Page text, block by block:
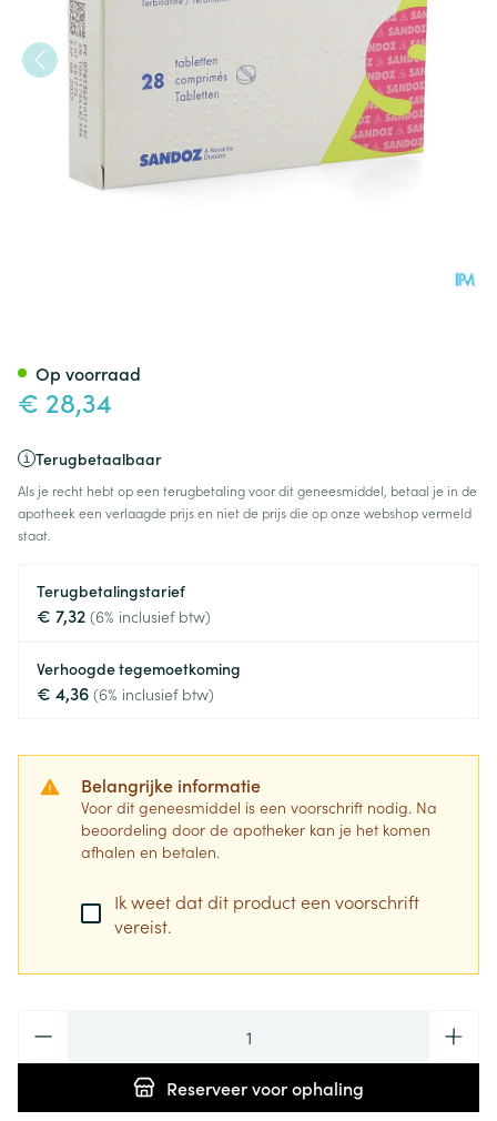
€ 28,34
Terugbetaalbaar
Als je recht hebt op een terugbetaling voor dit geneesmiddel, betaal je in de
apotheek een verlaagde prijs en niet de prijs die op onze webshop vermeld
staat.
Terugbetalingstarief
€ 7,32 (6% inclusief btw)
Verhoogde tegemoetkoming
€ 4,36 (6% inclusief btw)
Belangrijke informatie
Voor dit geneesmiddel is een voorschrift nodig. Na
beoordeling door de apotheker kan je het komen
afhalen en betalen.
Ik weet dat dit product een voorschrift
vereist.
Reserveervoor ophaling
Op voorraad